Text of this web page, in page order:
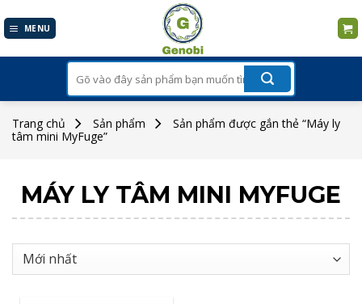
to
MENU
kiếm:
Trang chủ Sản phẩm
Sản phẩm được gắn thẻ “Máy ly
tâm mini MyFuge”
MÁY LY TÂM MINI MYFUGE